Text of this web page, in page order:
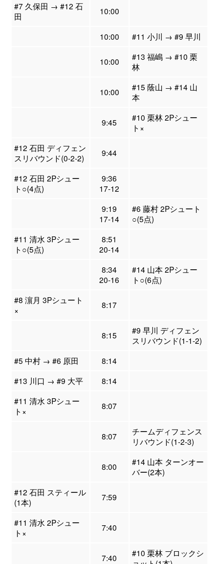
#7 久保田 → #12 石
田
10:00
10:00 #11 小川 → #9 早川
10:00
#13 福嶋 → #10 栗
林
10:00
#15 蔭山 → #14 山
本
9:45
#10 栗林 2Pシュー
ト×
#12 石田 ディフェン
スリバウンド(0-2-2)
9:44
#12 石田 2Pシュー
ト○(4点)
9:36
17-12
9:19
17-14
#6 藤村 2Pシュート
○(5点)
#11 清水 3Pシュー
ト○(5点)
8:51
20-14
8:34
20-16
#14 山本 2Pシュー
ト○(6点)
#8 濵月 3Pシュート
×
8:17
8:15
#9 早川 ディフェン
スリバウンド(1-1-2)
#5 中村 → #6 原田
8:14
#13 川口 → #9 大平
8:14
#11 清水 3Pシュー
ト×
8:07
8:07
チームディフェンス
リバウンド(1-2-3)
8:00
#14 山本 ターンオー
バー(2本)
#12 石田 スティール
(1本)
7:59
#11 清水 2Pシュー
ト×
7:40
7:40
#10 栗林 ブロックシ